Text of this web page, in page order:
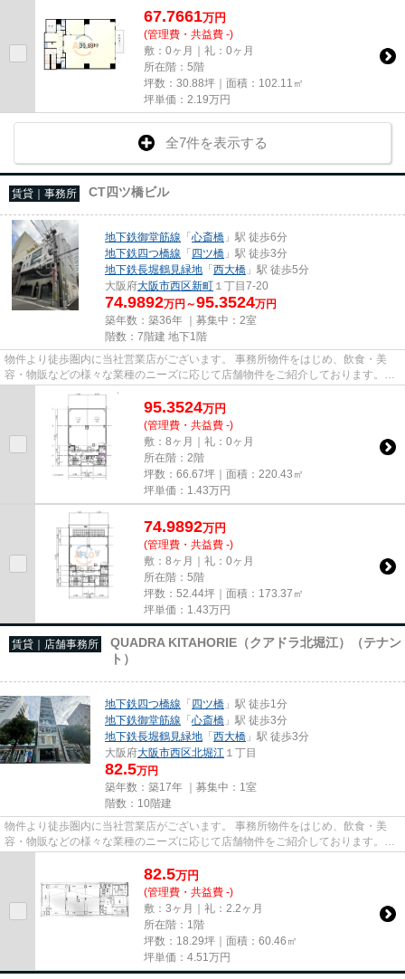
67.7661万円
(管理費・共益費 -)
敷：0ヶ月｜礼：0ヶ月
所在階：5階
坪数：30.88坪｜面積：102.11㎡
坪単価： 2.19万円
全7件を表示する
賃貸｜事務所 CT四ツ橋ビル
地下鉄御堂筋線 「心斎橋 」駅 徒歩6分
地下鉄四つ橋線 「四ツ橋 」駅 徒歩3分
地下鉄長堀鶴見緑地 「西大橋 」駅 徒歩5分
大阪府大阪市西区新町 １丁目7-20
74.9892万円～95.3524万円
築年数：築36年 ｜募集中： 2室
階数：7階建 地下1階
物件より徒歩圏内に当社営業店がございます。 事務所物件をはじめ、飲食・美
容・物販などの様々な業種のニーズに応じて店舗物件をご紹介しております。
尚、弊社ではおとり広告は一切...
95.3524万円
(管理費・共益費 -)
敷：8ヶ月｜礼：0ヶ月
所在階：2階
坪数：66.67坪｜面積：220.43㎡
坪単価： 1.43万円
74.9892万円
(管理費・共益費 -)
敷：8ヶ月｜礼：0ヶ月
所在階：5階
坪数：52.44坪｜面積：173.37㎡
坪単価： 1.43万円
賃貸｜店舗事務所
QUADRA KITAHORIE（クアドラ北堀江）（テナン
ト）
地下鉄四つ橋線 「四ツ橋 」駅 徒歩1分
地下鉄御堂筋線 「心斎橋 」駅 徒歩3分
地下鉄長堀鶴見緑地 「西大橋 」駅 徒歩3分
大阪府大阪市西区北堀江 １丁目
82.5万円
築年数：築17年 ｜募集中： 1室
階数：10階建
物件より徒歩圏内に当社営業店がございます。 事務所物件をはじめ、飲食・美
容・物販などの様々な業種のニーズに応じて店舗物件をご紹介しております。
尚、弊社ではおとり広告は一切...
82.5万円
(管理費・共益費 -)
敷：3ヶ月｜礼：2.2ヶ月
所在階：1階
坪数：18.29坪｜面積：60.46㎡
坪単価： 4.51 万円